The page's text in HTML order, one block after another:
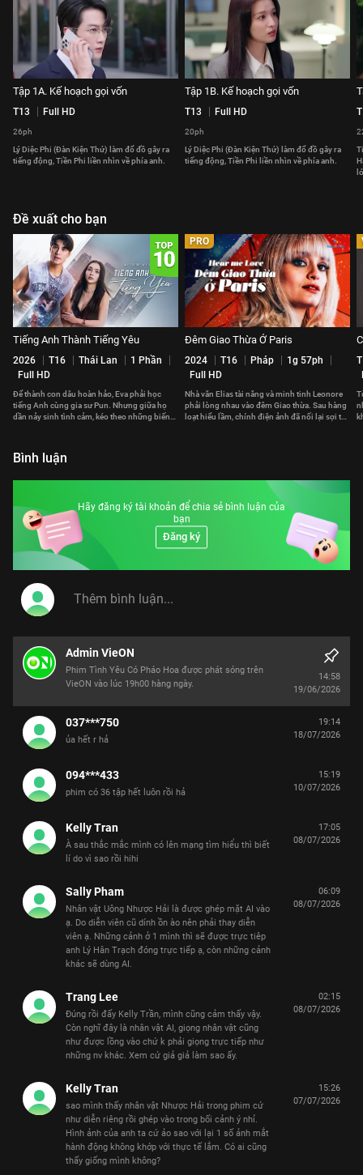
Tập 1A. Kế hoạch gọi vốn
T13 Full HD
26ph
Lý Diệc Phi (Đàn Kiện Thứ) làm đổ đồ gây ra
tiếng động, Tiền Phi liền nhìn về phía anh.
Tập 1B. Kế hoạch gọi vốn
T13 Full HD
20ph
Lý Diệc Phi (Đàn Kiện Thứ) làm đổ đồ gây ra
tiếng động, Tiền Phi liền nhìn về phía anh.
Đề xuất cho bạn
Tiếng Anh Thành Tiếng Yêu
2026 T16 Thái Lan
1 Phần
Full HD
Để thành con dâu hoàn hảo, Eva phải học
tiếng Anh cùng gia sư Pun. Nhưng giữa họ
dần nảy sinh tình cảm, kéo theo những biến
PRO
Đêm Giao Thừa Ở Paris
2024 T16 Pháp
1g 57ph
Full HD
Nhà văn Elias tài năng và minh tinh Leonore
phải lòng nhau vào đêm Giao thừa. Sau hàng
loạt hiểu lầm, chính điện ảnh đã nối lại sợi tơ
Bình luận
Hãy đăng ký tài khoản để chia sẻ bình luận của
bạn
Đăng ký
Admin VieON
Phim Tình Yêu Có Pháo Hoa được phát sóng trên
VieON vào lúc 19h00 hàng ngày.
14:58
19/06/2026
037***750
ủa hết r hả
19:14
18/07/2026
094***433
phim có 36 tập hết luôn rồi hả
15:19
10/07/2026
Kelly Tran
À sau thắc mắc mình có lên mạng tìm hiểu thì biết
lí do vì sao rồi hihi
17:05
08/07/2026
Sally Pham
Nhân vật Uông Nhược Hải là được ghép mặt AI vào
ạ. Do diễn viên cũ dính ồn ào nên phải thay diễn
viên ạ. Những cảnh ở 1 mình thì sẽ được trực tiêp
anh Lý Hân Trạch đóng trực tiếp ạ, còn những cảnh
khác sẽ dùng AI.
06:09
08/07/2026
Trang Lee
Đúng rồi đấy Kelly Trần, mình cũng cảm thấy vậy.
Còn nghĩ đây là nhân vật AI, giọng nhân vật cũng
như được lồng vào chứ k phải giọng trực tiếp như
những nv khác. Xem cứ giả giả làm sao ấy.
02:15
08/07/2026
Kelly Tran
sao mình thấy nhân vật Nhược Hải trong phim cứ
như diễn riêng rồi ghép vào trong bối cảnh ý nhỉ.
Hình ảnh của anh ta cứ ảo sao với lại 1 số ảnh mắt
hành động không khớp với thực tế lắm. Có ai cũng
thấy giống mình không?
15:26
07/07/2026